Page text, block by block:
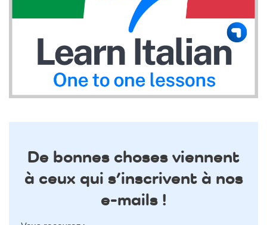
De bonnes choses viennent
à ceux qui s’inscrivent à nos
e-mails !